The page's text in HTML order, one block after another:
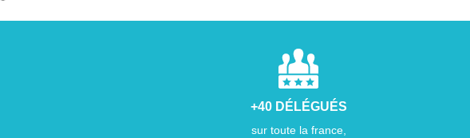
+40 DÉLÉGUÉS
sur toute la france,